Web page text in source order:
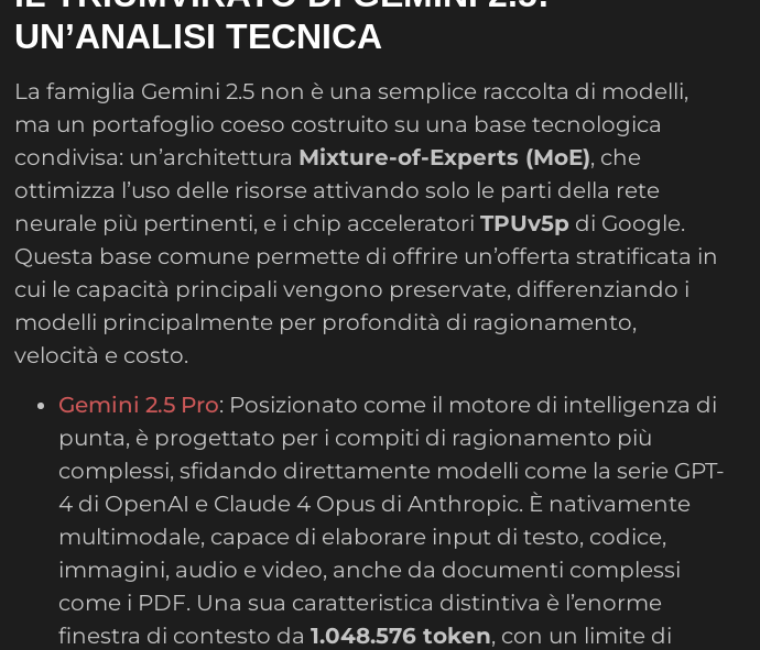
UN’ANALISI TECNICA
La famiglia Gemini 2.5 non è una semplice raccolta di modelli,
ma un portafoglio coeso costruito su una base tecnologica
condivisa: un’architettura Mixture-of-Experts (MoE), che
ottimizza l’uso delle risorse attivando solo le parti della rete
neurale più pertinenti, e i chip acceleratoriTPUv5p di Google.
Questa base comune permette di offrire un’offerta stratificata in
cui le capacità principali vengono preservate, differenziando i
modelli principalmente per profondità di ragionamento,
velocità e costo.
Gemini 2.5 Pro: Posizionato come il motore di intelligenza di
punta, è progettato per i compiti di ragionamento più
complessi, sfidando direttamente modelli come la serie GPT-
4 di OpenAI e Claude 4 Opus di Anthropic. È nativamente
multimodale, capace di elaborare input di testo, codice,
immagini, audio e video, anche da documenti complessi
come i PDF. Una sua caratteristica distintiva è l’enorme
finestra di contesto da1.048.576 token, con un limite di